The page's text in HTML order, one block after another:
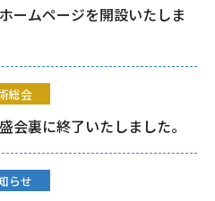
ームページを開設いたしま
総会
会裏に終了いたしました。
らせ